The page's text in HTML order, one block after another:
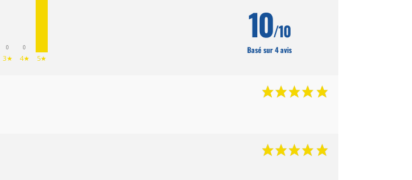
0
3★
0
4★ 5★
10/10
Basé sur 4 avis